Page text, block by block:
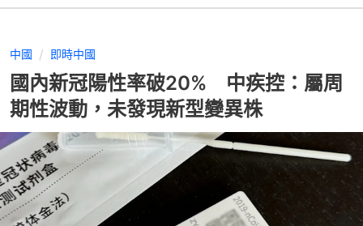
中國 即時中國
國內新冠陽性率破20% 中疾控：屬周
期性波動，未發現新型變異株